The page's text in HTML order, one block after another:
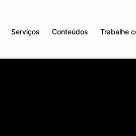
Serviços Conteúdos Trabalhe